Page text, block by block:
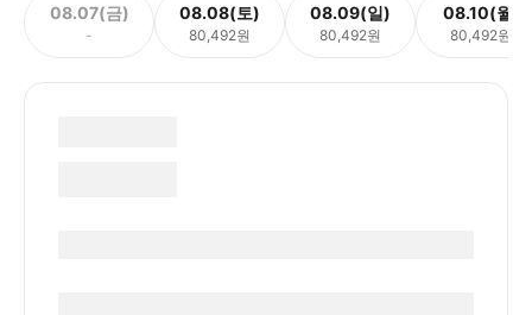
08.07(금)
-
08.08(토)
80,492원
08.09(일)
80,492원
08.10(월)
80,492원